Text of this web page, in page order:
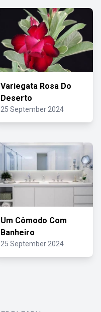
Variegata Rosa Do
Deserto
25 September 2024
Um Cômodo Com
Banheiro
25 September 2024